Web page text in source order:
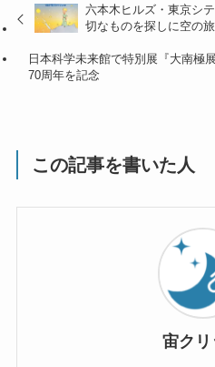
六本木ヒルズ・東京シ
切なものを探しに空の
日本科学未来館で特別展『大南極
70周年を記念
この記事を書いた人
宙クリ